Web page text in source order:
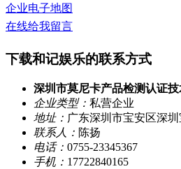
企业电子地图
在线给我留言
下载和记娱乐的联系方式
深圳市莫尼卡产品检测认证技
企业类型： 私营企业
地址： 广东深圳市宝安区深
联系人： 陈扬
电话： 0755-23345367
手机： 17722840165